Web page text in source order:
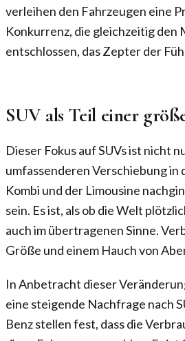
verleihen den Fahrzeugen eine
Konkurrenz, die gleichzeitig
entschlossen, das Zepter der
SUV als Teil einer
Dieser Fokus auf SUVs ist nicht
umfassenderen Verschiebung
Kombi und der Limousine
sein. Es ist, als ob die Welt
auch im übertragenen Sinne.
Größe und einem Hauch von
In Anbetracht dieser
eine steigende Nachfrage nach
Benz stellen fest, dass die